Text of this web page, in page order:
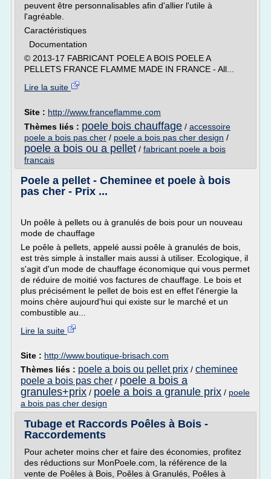
peuvent être personnalisables afin d'allier l'utile à
l'agréable.
Caractéristiques
Documentation
© 2013-17 FABRICANT POELE A BOIS POELE A
PELLETS FRANCE FLAMME MADE IN FRANCE - All...
Lire la suite
Site : http://www.franceflamme.com
Thèmes liés : poele bois chauffage / accessoire
poele a bois pas cher / poele a bois pas cher design /
poele a bois ou a pellet / fabricant poele a bois
francais
Poele a pellet - Cheminee et poele à bois
pas cher - Prix ...
Un poêle à pellets ou à granulés de bois pour un nouveau
mode de chauffage
Le poêle à pellets, appelé aussi poêle à granulés de bois,
est très simple à installer mais aussi à utiliser. Ecologique, il
s'agit d'un mode de chauffage économique qui vous permet
de réduire de moitié vos factures de chauffage. Le bois et
plus précisément le pellet de bois est en effet l'énergie la
moins chère aujourd'hui qui existe sur le marché et un
combustible au...
Lire la suite
Site : http://www.boutique-brisach.com
Thèmes liés : poele a bois ou pellet prix / cheminee
poele a bois pas cher / poele a bois a
granules+prix / poele a bois a granule prix / poele
a bois pas cher design
Tubage et Raccords Poêles à Bois -
Raccordements
Pour acheter moins cher et faire des économies, profitez
des réductions sur MonPoele.com, la référence de la
vente de Poêles à Bois, Poêles à Granulés, Poêles à